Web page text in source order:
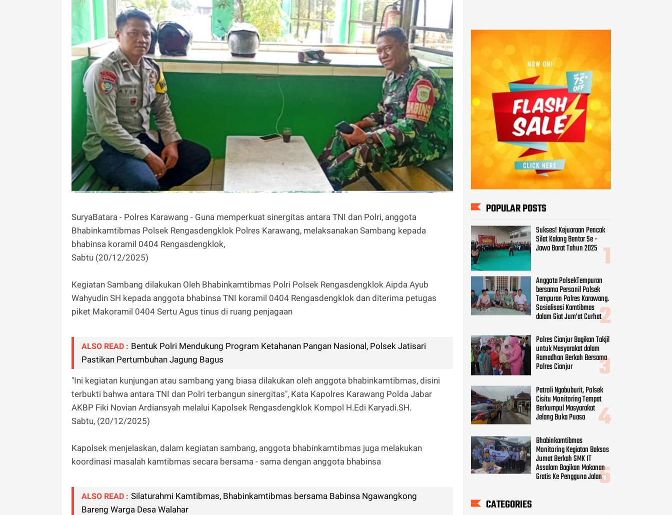
SuryaBatara - Polres Karawang - Guna memperkuat sinergitas antara TNI dan Polri, anggota
Bhabinkamtibmas Polsek Rengasdengklok Polres Karawang, melaksanakan Sambang kepada
bhabinsa koramil 0404 Rengasdengklok,
Sabtu (20/12/2025)
Kegiatan Sambang dilakukan Oleh Bhabinkamtibmas Polri Polsek Rengasdengklok Aipda Ayub
Wahyudin SH kepada anggota bhabinsa TNI koramil 0404 Rengasdengklok dan diterima petugas
piket Makoramil 0404 Sertu Agus tinus di ruang penjagaan
ALSO READ : Bentuk Polri Mendukung Program Ketahanan Pangan Nasional, Polsek Jatisari
Pastikan Pertumbuhan Jagung Bagus
"Ini kegiatan kunjungan atau sambang yang biasa dilakukan oleh anggota bhabinkamtibmas, disini
terbukti bahwa antara TNI dan Polri terbangun sinergitas", Kata Kapolres Karawang Polda Jabar
AKBP Fiki Novian Ardiansyah melalui Kapolsek Rengasdengklok Kompol H.Edi Karyadi.SH.
Sabtu, (20/12/2025)
Kapolsek menjelaskan, dalam kegiatan sambang, anggota bhabinkamtibmas juga melakukan
koordinasi masalah kamtibmas secara bersama - sama dengan anggota bhabinsa
ALSO READ : Silaturahmi Kamtibmas, Bhabinkamtibmas bersama Babinsa Ngawangkong
Bareng Warga Desa Walahar
POPULAR POSTS
Sukses! Kejuaraan Pencak
Silat Kalang Bentar Se -
Jawa Barat Tahun 2025
Anggota PolsekTempuran
bersama Personil Polsek
Tempuran Polres Karawang.
Sosialisasi Kamtibmas
dalam Giat Jum'at Curhat
Polres Cianjur Bagikan Takjil
untuk Masyarakat dalam
Ramadhan Berkah Bersama
Polres Cianjur
Patroli Ngabuburit, Polsek
Cisitu Monitoring Tempat
Berkumpul Masyarakat
Jelang Buka Puasa
Bhabinkamtibmas
Monitoring Kegiatan Baksos
Jumat Berkah SMK IT
Assalam Bagikan Makanan
Gratis Ke Pengguna Jalan
CATEGORIES